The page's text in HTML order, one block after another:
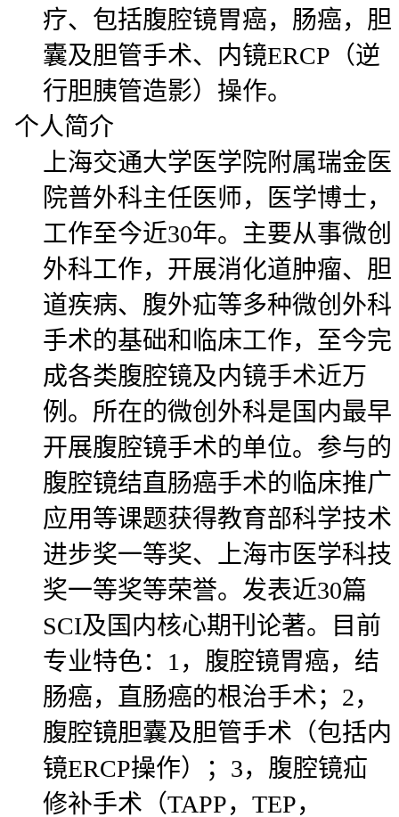
疗、包括腹腔镜胃癌，肠癌，胆
囊及胆管手术、内镜ERCP（逆
行胆胰管造影）操作。
个人简介
上海交通大学医学院附属瑞金医
院普外科主任医师，医学博士，
工作至今近30年。主要从事微创
外科工作，开展消化道肿瘤、胆
道疾病、腹外疝等多种微创外科
手术的基础和临床工作，至今完
成各类腹腔镜及内镜手术近万
例。所在的微创外科是国内最早
开展腹腔镜手术的单位。参与的
腹腔镜结直肠癌手术的临床推广
应用等课题获得教育部科学技术
进步奖一等奖、上海市医学科技
奖一等奖等荣誉。发表近30篇
SCI及国内核心期刊论著。目前
专业特色：1，腹腔镜胃癌，结
肠癌，直肠癌的根治手术；2，
腹腔镜胆囊及胆管手术（包括内
镜ERCP操作）；3，腹腔镜疝
修补手术（TAPP，TEP，